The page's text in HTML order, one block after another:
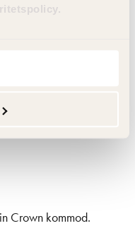
Crown kommod.